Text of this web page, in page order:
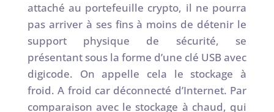
attaché au portefeuille crypto, il ne pourra
pas arriver à ses fins à moins de détenir le
support physique de sécurité, se
présentant sous la forme d’une clé USB avec
digicode. On appelle cela le stockage à
froid. A froid car déconnecté d’Internet. Par
comparaison avec le stockage à chaud, qui